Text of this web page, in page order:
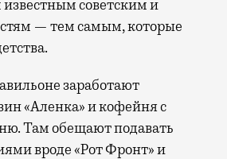
советским и
— тем самым, которые
заработают
«Аленка» и кофейня с
Там обещают подавать
вроде «Рот Фронт» и